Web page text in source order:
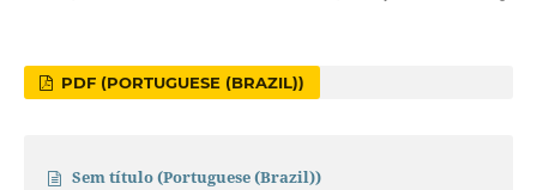
PDF (PORTUGUESE (BRAZIL))
Sem título (Portuguese (Brazil))